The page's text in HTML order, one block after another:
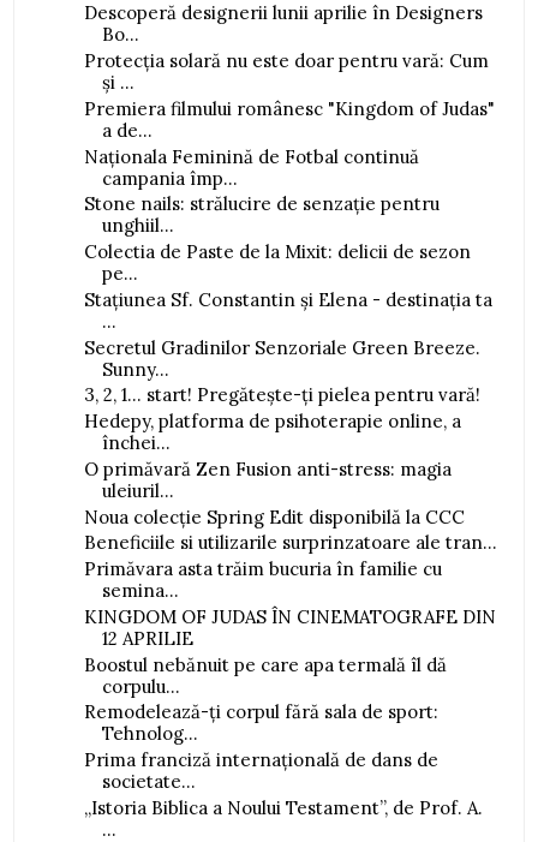
Descoperă designerii lunii aprilie în Designers
Bo...
Protecția solară nu este doar pentru vară: Cum
și ...
Premiera filmului românesc "Kingdom of Judas"
a de...
Naționala Feminină de Fotbal continuă
campania împ...
Stone nails: strălucire de senzație pentru
unghiil...
Colectia de Paste de la Mixit: delicii de sezon
pe...
Stațiunea Sf. Constantin și Elena - destinația ta
...
Secretul Gradinilor Senzoriale Green Breeze.
Sunny...
3, 2, 1… start! Pregătește-ți pielea pentru vară!
Hedepy, platforma de psihoterapie online, a
închei...
O primăvară Zen Fusion anti-stress: magia
uleiuril...
Noua colecție Spring Edit disponibilă la CCC
Beneficiile si utilizarile surprinzatoare ale tran...
Primăvara asta trăim bucuria în familie cu
semina...
KINGDOM OF JUDAS ÎN CINEMATOGRAFE DIN
12 APRILIE
Boostul nebănuit pe care apa termală îl dă
corpulu...
Remodelează-ți corpul fără sala de sport:
Tehnolog...
Prima franciză internațională de dans de
societate...
„Istoria Biblica a Noului Testament”, de Prof. A.
...